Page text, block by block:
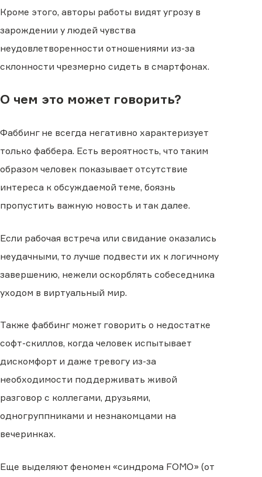
Кроме этого, авторы работы видят угрозу в
зарождении у людей чувства
неудовлетворенности отношениями из-за
склонности чрезмерно сидеть в смартфонах.
О чем это может говорить?
Фаббинг не всегда негативно характеризует
только фаббера. Есть вероятность, что таким
образом человек показывает отсутствие
интереса к обсуждаемой теме, боязнь
пропустить важную новость и так далее.
Если рабочая встреча или свидание оказались
неудачными, то лучше подвести их к логичному
завершению, нежели оскорблять собеседника
уходом в виртуальный мир.
Также фаббинг может говорить о недостатке
софт-скиллов, когда человек испытывает
дискомфорт и даже тревогу из-за
необходимости поддерживать живой
разговор с коллегами, друзьями,
одногруппниками и незнакомцами на
вечеринках.
Еще выделяют феномен «синдрома FOMO» (от